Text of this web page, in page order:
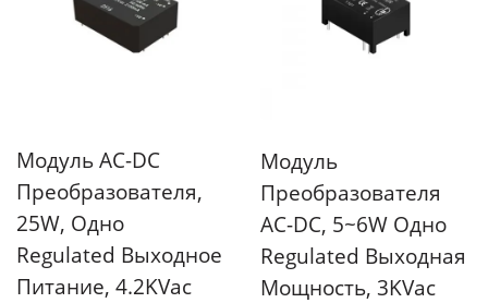
Модуль AC-DC
Преобразователя,
25W, Одно
Regulated Выходное
Питание, 4.2KVac
Модуль
Преобразователя
AC-DC, 5~6W Одно
Regulated Выходная
Мощность, 3KVac